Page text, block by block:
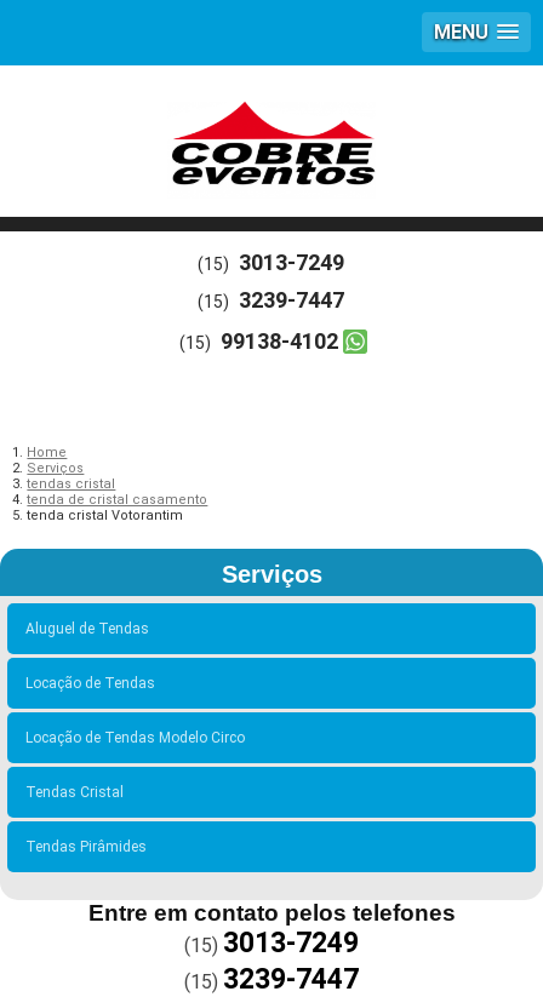
MENU
(15) 3013-7249
(15) 3239-7447
(15) 99138-4102
Home
Serviços
tendas cristal
tenda de cristal casamento
tenda cristal Votorantim
Serviços
Aluguel de Tendas
Locação de Tendas
Locação de Tendas Modelo Circo
Tendas Cristal
Tendas Pirâmides
Entre em contato pelos telefones
(15) 3013-7249
(15) 3239-7447